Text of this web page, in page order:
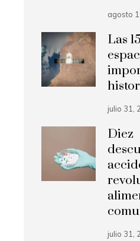
agosto
Las
julio 31,
Diez
julio 31,